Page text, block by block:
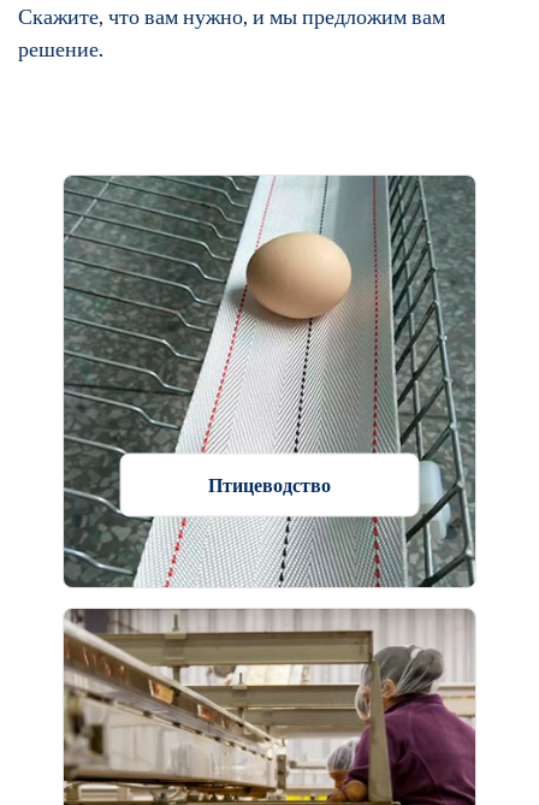
Скажите, что вам нужно, и мы предложим вам
решение.
Птицеводство